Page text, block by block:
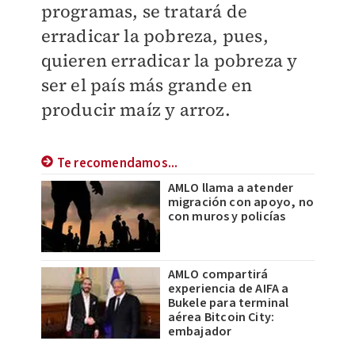
programas, se tratará de
erradicar la pobreza, pues,
quieren erradicar la pobreza y
ser el país más grande en
producir maíz y arroz.
Te recomendamos...
AMLO llama a atender
migración con apoyo, no
con muros y policías
AMLO compartirá
experiencia de AIFA a
Bukele para terminal
aérea Bitcoin City:
embajador